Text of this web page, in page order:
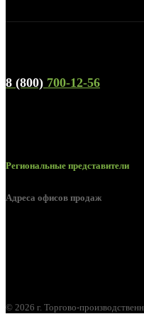
8 (800) 700-12-56
Региональные представители
Адреса офисов продаж
© 2026 г. Торгово-